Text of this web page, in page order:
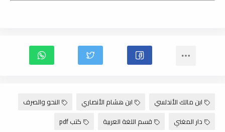
ابن مالك الأندلسي ابن هشام الأنصاري
النحو والصرف
دار المغني
قسم اللغة العربية كتب pdf